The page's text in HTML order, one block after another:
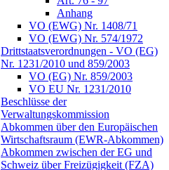
Anhang
VO (EWG) Nr. 1408/71
VO (EWG) Nr. 574/1972
Drittstaatsverordnungen - VO (EG)
Nr. 1231/2010 und 859/2003
VO (EG) Nr. 859/2003
VO EU Nr. 1231/2010
Beschlüsse der
Verwaltungskommission
Abkommen über den Europäischen
Wirtschaftsraum (EWR-Abkommen)
Abkommen zwischen der EG und
Schweiz über Freizügigkeit (FZA)